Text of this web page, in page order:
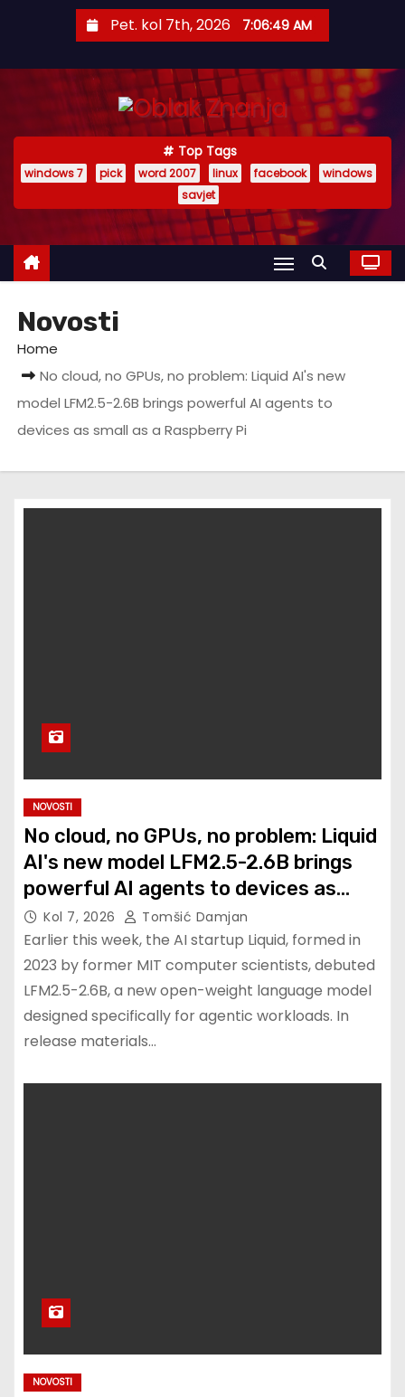
Pet. kol 7th, 2026 7:06:50 AM
Top Tags
windows 7 pick word 2007 linux facebook
windows
savjet
Novosti
Home
No cloud, no GPUs, no problem: Liquid AI's new
model LFM2.5-2.6B brings powerful AI agents to
devices as small as a Raspberry Pi
NOVOSTI
No cloud, no GPUs, no problem: Liquid
AI's new model LFM2.5-2.6B brings
powerful AI agents to devices as
small as a Raspberry Pi
Kol 7, 2026 Tomšić Damjan
Earlier this week, the AI startup Liquid, formed in
2023 by former MIT computer scientists, debuted
LFM2.5-2.6B, a new open-weight language model
designed specifically for agentic workloads. In
release materials…
NOVOSTI